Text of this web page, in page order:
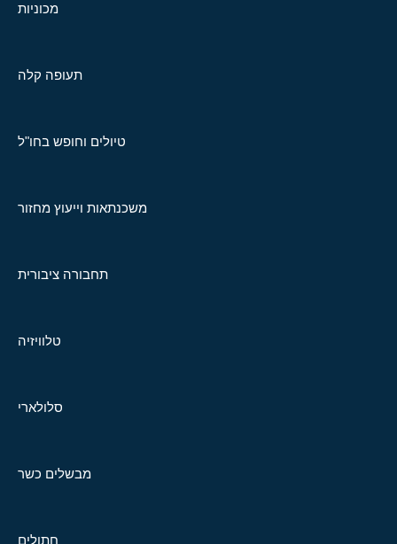
מכוניות
תעופה קלה
טיולים וחופש בחו"ל
משכנתאות וייעוץ מחזור
תחבורה ציבורית
טלוויזיה
סלולארי
מבשלים כשר
חתולים